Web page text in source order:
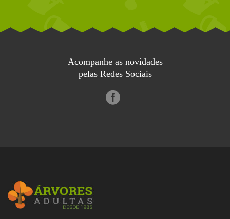
Acompanhe as novidades
pelas Redes Sociais